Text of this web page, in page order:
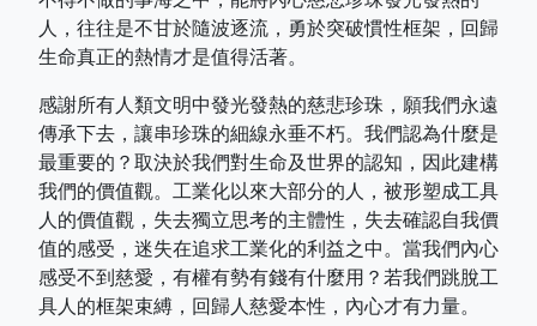
人，往往是不甘於隨波逐流，勇於突破慣性框架，回歸
生命真正的熱情才是值得活著。
感謝所有人類文明中發光發熱的慈悲珍珠，願我們永遠
傳承下去，讓串珍珠的細線永垂不朽。我們認為什麼是
最重要的？取決於我們對生命及世界的認知，因此建構
我們的價值觀。工業化以來大部分的人，被形塑成工具
人的價值觀，失去獨立思考的主體性，失去確認自我價
值的感受，迷失在追求工業化的利益之中。當我們內心
感受不到慈愛，有權有勢有錢有什麼用？若我們跳脫工
具人的框架束縛，回歸人慈愛本性，內心才有力量。